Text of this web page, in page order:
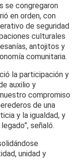
se congregaron
en orden, con
de seguridad
culturales
antojitos y
comunitaria.
la participación y
auxilio y
compromiso
de una
y la igualdad, y
señaló.
unidad y